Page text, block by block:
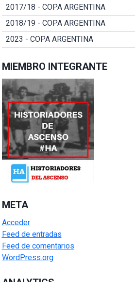
2017/18 - COPA ARGENTINA
2018/19 - COPA ARGENTINA
2023 - COPA ARGENTINA
MIEMBRO INTEGRANTE
META
Acceder
Feed de entradas
Feed de comentarios
WordPress.org